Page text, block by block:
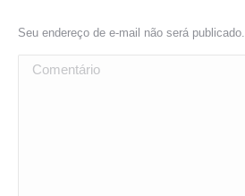
Seu endereço de e-mail não será publicado.
Comentário